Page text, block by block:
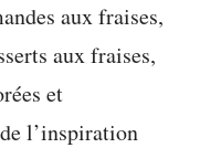
aux fraises,
aux fraises,
et
l’inspiration